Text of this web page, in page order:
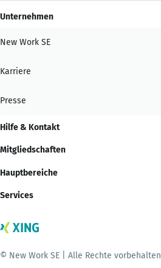
Unternehmen
New Work SE
Karriere
Presse
Hilfe & Kontakt
Mitgliedschaften
Hauptbereiche
Services
© New Work SE | Alle Rechte vorbehalten